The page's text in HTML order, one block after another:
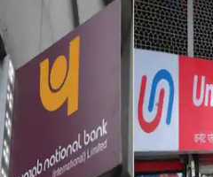
వారానికి 5 రోజుల
డిమాండ్ కు
ఇండియన్
వ్రాసిన వారు Nishkala Sathivada Mar 01,
ఈ వార్తాకథనం ఏంటి